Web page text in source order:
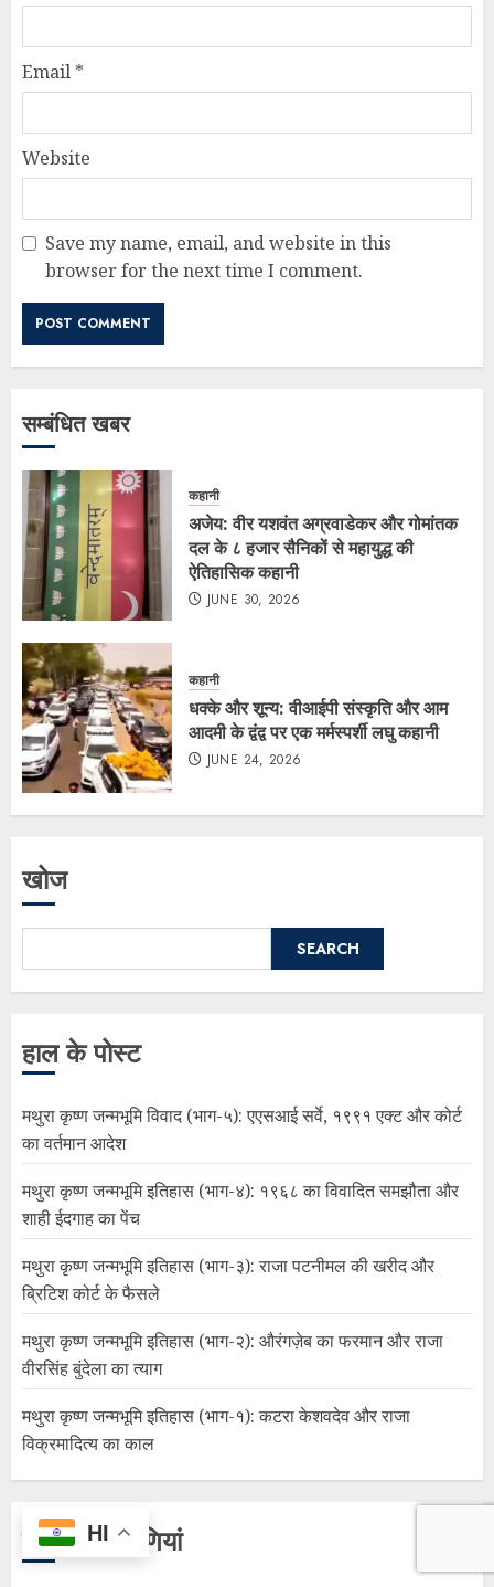
Email *
Website
Save my name, email, and website in this
browser for the next time I comment.
सम्बंधित खबर
कहानी
अजेय: वीर यशवंत अग्रवाडेकर और गोमांतक
दल के ८ हजार सैनिकों से महायुद्ध की
ऐतिहासिक कहानी
JUNE 30, 2026
कहानी
धक्के और शून्य: वीआईपी संस्कृति और आम
आदमी के द्वंद्व पर एक मर्मस्पर्शी लघु कहानी
JUNE 24, 2026
खोज
SEARCH
हाल के पोस्ट
मथुरा कृष्ण जन्मभूमि विवाद (भाग-५): एएसआई सर्वे, १९९१ एक्ट और कोर्ट
का वर्तमान आदेश
मथुरा कृष्ण जन्मभूमि इतिहास (भाग-४): १९६८ का विवादित समझौता और
शाही ईदगाह का पेंच
मथुरा कृष्ण जन्मभूमि इतिहास (भाग-३): राजा पटनीमल की खरीद और
ब्रिटिश कोर्ट के फैसले
मथुरा कृष्ण जन्मभूमि इतिहास (भाग-२): औरंगज़ेब का फरमान और राजा
वीरसिंह बुंदेला का त्याग
मथुरा कृष्ण जन्मभूमि इतिहास (भाग-१): कटरा केशवदेव और राजा
विक्रमादित्य का काल
हाल की टिप्पणियां
HI